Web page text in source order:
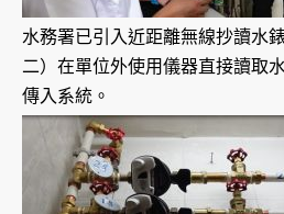
水務署已引入近距離無線抄讀水
二）在單位外使用儀器直接讀取
傳入系統。